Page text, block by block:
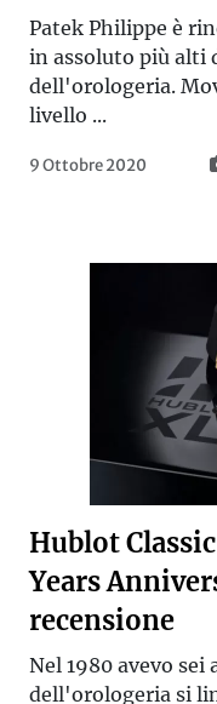
Patek Philippe è
in assoluto più alti
dell'orologeria.
livello ...
9 Ottobre 2020
Hublot
Years
recensione
Nel 1980 avevo sei
dell'orologeria si